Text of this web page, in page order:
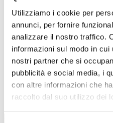
Utilizziamo i cookie per
annunci, per fornire
analizzare il nostro traffico.
informazioni sul modo in
nostri partner che si
pubblicità e social media, i
con altre informazioni che
raccolto dal suo utilizzo dei
TUTTE LE CATEGORIE DEL